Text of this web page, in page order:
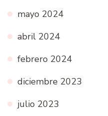
mayo 2024
abril 2024
febrero 2024
diciembre 2023
julio 2023